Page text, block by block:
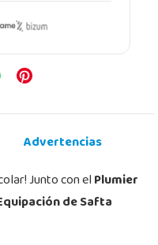
Advertencias
Junto con elPlumier
de Safta